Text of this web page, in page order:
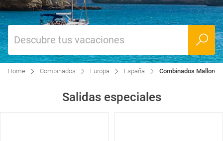
Descubre tus vacaciones
Home Combinados Europa España Combinados Mallorca
Salidas especiales